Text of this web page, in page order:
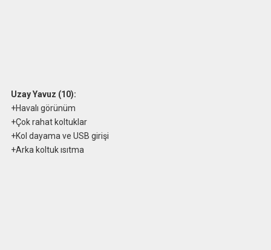
Uzay Yavuz (10):
+Havalı görünüm
+Çok rahat koltuklar
+Kol dayama ve USB girişi
+Arka koltuk ısıtma